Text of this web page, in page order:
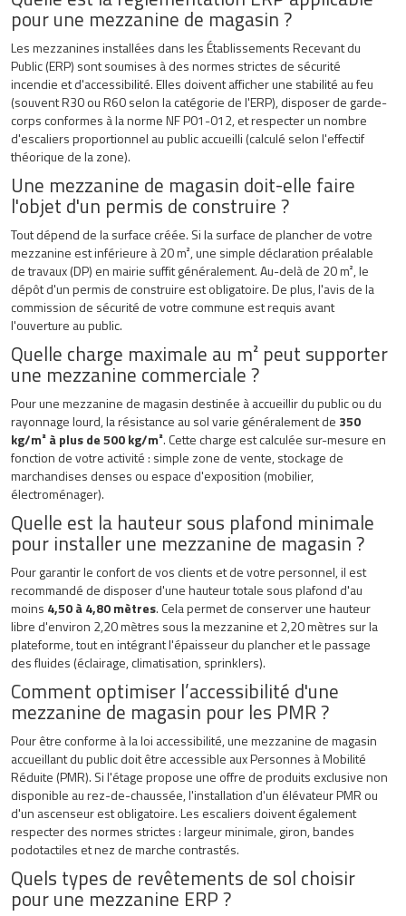
pour une mezzanine de magasin ?
Les mezzanines installées dans les Établissements Recevant du
Public (ERP) sont soumises à des normes strictes de sécurité
incendie et d'accessibilité. Elles doivent afficher une stabilité au feu
(souvent R30 ou R60 selon la catégorie de l'ERP), disposer de garde-
corps conformes à la norme NF P01-012, et respecter un nombre
d'escaliers proportionnel au public accueilli (calculé selon l'effectif
théorique de la zone).
Une mezzanine de magasin doit-elle faire
l'objet d'un permis de construire ?
Tout dépend de la surface créée. Si la surface de plancher de votre
mezzanine est inférieure à 20 m², une simple déclaration préalable
de travaux (DP) en mairie suffit généralement. Au-delà de 20 m², le
dépôt d'un permis de construire est obligatoire. De plus, l'avis de la
commission de sécurité de votre commune est requis avant
l'ouverture au public.
Quelle charge maximale au m² peut supporter
une mezzanine commerciale ?
Pour une mezzanine de magasin destinée à accueillir du public ou du
rayonnage lourd, la résistance au sol varie généralement de 350
kg/m² à plus de 500 kg/m². Cette charge est calculée sur-mesure en
fonction de votre activité : simple zone de vente, stockage de
marchandises denses ou espace d'exposition (mobilier,
électroménager).
Quelle est la hauteur sous plafond minimale
pour installer une mezzanine de magasin ?
Pour garantir le confort de vos clients et de votre personnel, il est
recommandé de disposer d'une hauteur totale sous plafond d'au
moins 4,50 à 4,80 mètres. Cela permet de conserver une hauteur
libre d'environ 2,20 mètres sous la mezzanine et 2,20 mètres sur la
plateforme, tout en intégrant l'épaisseur du plancher et le passage
des fluides (éclairage, climatisation, sprinklers).
Comment optimiser l’accessibilité d'une
mezzanine de magasin pour les PMR ?
Pour être conforme à la loi accessibilité, une mezzanine de magasin
accueillant du public doit être accessible aux Personnes à Mobilité
Réduite (PMR). Si l'étage propose une offre de produits exclusive non
disponible au rez-de-chaussée, l'installation d'un élévateur PMR ou
d'un ascenseur est obligatoire. Les escaliers doivent également
respecter des normes strictes : largeur minimale, giron, bandes
podotactiles et nez de marche contrastés.
Quels types de revêtements de sol choisir
pour une mezzanine ERP ?